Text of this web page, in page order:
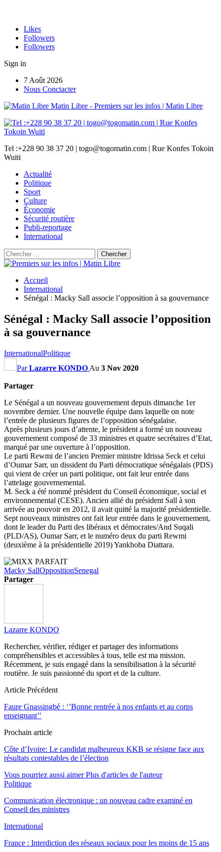
Likes
Followers
Followers
Sign in
7 Août 2026
Nous Conctacter
Matin Libre - Premiers sur les infos | Matin Libre
Tel :+228 90 38 37 20 | togo@togomatin.com | Rue Konfes Tokoin
Wuiti
Actualité
Politique
Sport
Culture
Économie
Sécurité routière
Publi-reportage
International
Accueil
International
Sénégal : Macky Sall associe l’opposition à sa gouvernance
Sénégal : Macky Sall associe l’opposition
à sa gouvernance
InternationalPolitique
ParLazarre KONDO Au 3 Nov 2020
Partager
Le Sénégal a un nouveau gouvernement depuis dimanche 1er
novembre dernier. Une nouvelle équipe dans laquelle on note
l’entrée de plusieurs figures de l’opposition sénégalaise.
Après plusieurs jours d’attente, le président a formé un nouveau
gouvernement composé de 33 ministres et quatre secrétaires d’Etat,
marqué par une ouverture à l’opposition.
Le parti Rewmi de l’ancien Premier ministre Idrissa Seck et celui
d’Oumar Sarr, un dissident du Parti démocratique sénégalais (PDS)
qui vient de créer un parti politique, ont fait leur entrée dans
l’attelage gouvernemental.
M. Seck a été nommé président du Conseil économique, social et
environnemental (CESE). Ancien allié du président Sall à son
arrivée au pouvoir en 2012, il avait quitté la majorité présidentielle.
Sept nouveaux ministres ont fait leur entrée dans le gouvernement,
dont le leader du Parti des libéraux et démocrates/And Suqali
(PLD/AS), Oumar Sarr, et le numéro deux du parti Rewmi
(deuxième à la présidentielle 2019) Yankhoba Diattara.
Macky SallOppositionSenegal
Partager
Lazarre KONDO
Rechercher, vérifier, rédiger et partager des informations
compréhensibles et accessibles à tous, telle est ma mission.
Récemment, je suis engagé dans la sensibilisation à la sécurité
routière. Je suis passionné du sport et de la culture.
Article Précédent
Faure Gnassingbé : ‘’Bonne rentrée à nos enfants et au corps
enseignant’’
Prochain article
Côte d’Ivoire: Le candidat malheureux KKB se résigne face aux
résultats contestables de l’élection
Vous pourriez aussi aimer Plus d'articles de l'auteur
Politique
Communication électronique : un nouveau cadre examiné en
Conseil des ministres
International
France : Interdiction des réseaux sociaux pour les moins de 15 ans